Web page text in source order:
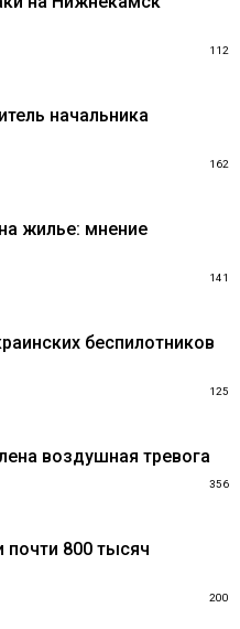
112
начальника
162
жилье: мнение
141
беспилотников
125
воздушная тревога
356
почти 800 тысяч
200